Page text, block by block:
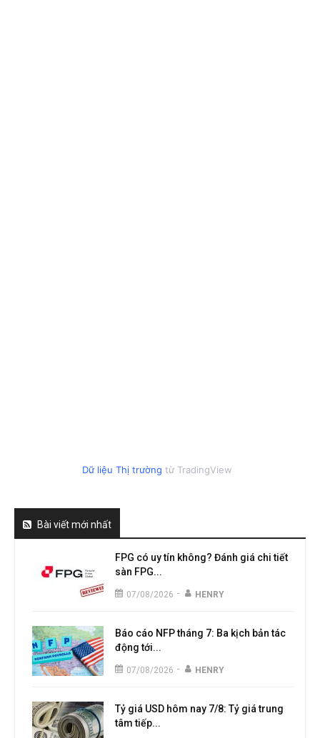
Dữ liệu Thị trường từ TradingView
Bài viết mới nhất
FPG có uy tín không? Đánh giá chi tiết
sàn FPG...
07/08/2026 - HENRY
Báo cáo NFP tháng 7: Ba kịch bản tác
động tới...
07/08/2026 - HENRY
Tỷ giá USD hôm nay 7/8: Tỷ giá trung
tâm tiếp...